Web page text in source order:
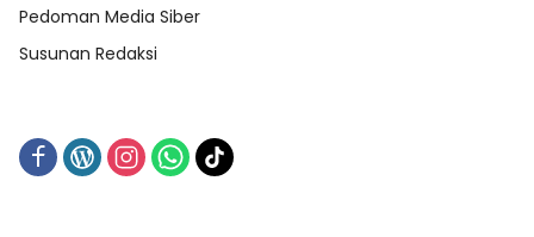
Pedoman Media Siber
Susunan Redaksi